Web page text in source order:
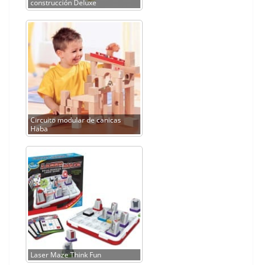
construcción Deluxe
Circuito modular de canicas
Haba
Laser Maze Think Fun